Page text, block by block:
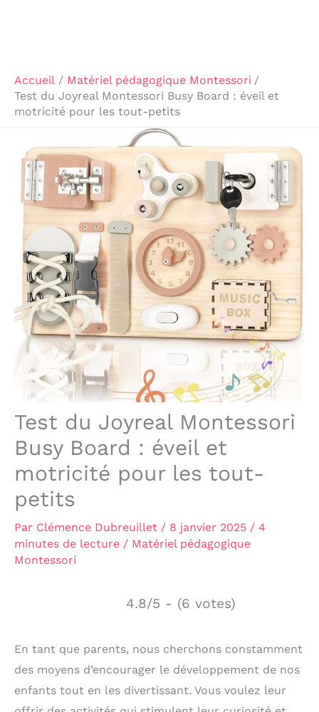
Accueil
Matériel pédagogique Montessori
Test du Joyreal Montessori Busy Board : éveil et
motricité pour les tout-petits
Test du Joyreal Montessori
Busy Board : éveil et
motricité pour les tout-
petits
Par Clémence Dubreuillet / 8 janvier 2025 / 4
minutes de lecture / Matériel pédagogique
Montessori
4.8/5 - (6 votes)
En tant que parents, nous cherchons constamment
des moyens d’encourager le développement de nos
enfants tout en les divertissant. Vous voulez leur